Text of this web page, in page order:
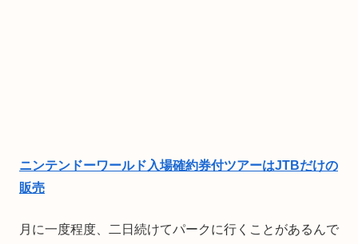
ニンテンドーワールド入場確約券付ツアーはJTBだけの
販売
月に一度程度、二日続けてパークに行くことがあるんで